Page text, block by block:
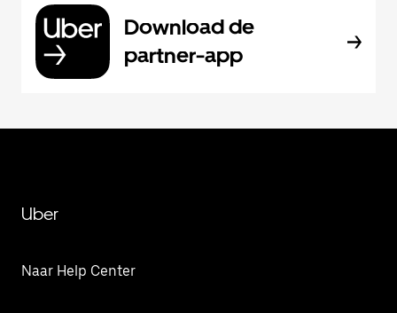
Download de
partner-app
Uber
Naar Help Center